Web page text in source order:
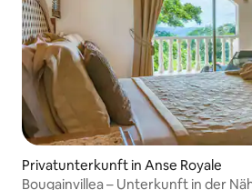
Privatunterkunft in Anse Royale
Bougainvillea – Unterkunft in der